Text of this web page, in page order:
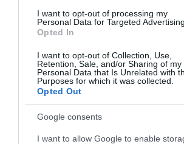
I want to opt-out of processing my
Personal Data for Targeted Advertising.
Opted In
I want to opt-out of Collection, Use,
Retention, Sale, and/or Sharing of my
Personal Data that Is Unrelated with
Purposes for which it was collected.
Opted Out
Google consents
I want to allow Google to enable
Ne maradjon le a legfrissebb
bennünket az EGRI ÜGYEK
VISSZA A FŐOLDALRA